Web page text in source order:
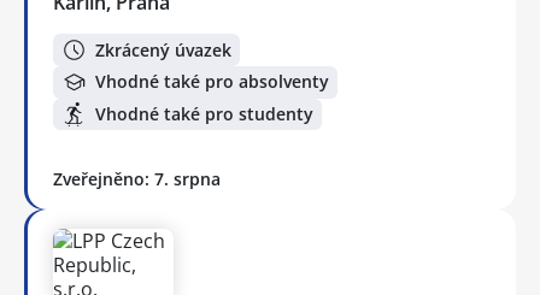
Zkrácený úvazek
Vhodné také pro absolventy
Vhodné také pro studenty
Zveřejněno: 7. srpna